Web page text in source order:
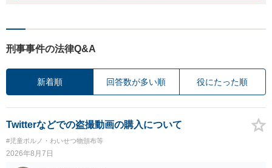
刑事事件の法律Q&A
新着順 回答数が多い順 役にたった順
Twitterなどでの盗撮動画の購入について
#児童ポルノ・わいせつ物頒布等
2026年8月7日